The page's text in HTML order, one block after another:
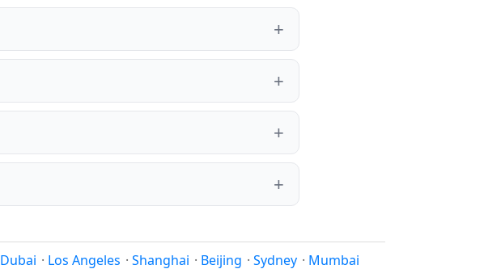
Dubai · Los Angeles · Shanghai · Beijing · Sydney · Mumbai